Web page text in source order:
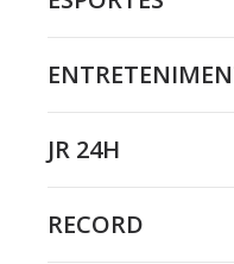
JR 24H
RECORD